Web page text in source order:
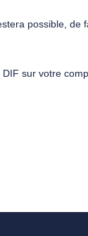
possible, de
sur votre